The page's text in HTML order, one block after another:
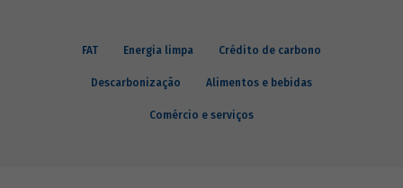
FAT Energia limpa Crédito de carbono
Descarbonização Alimentos e bebidas
Comércio e serviços